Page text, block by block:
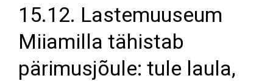
15.12. Lastemuuseum
Miiamilla tähistab
pärimusjõule: tule laula,